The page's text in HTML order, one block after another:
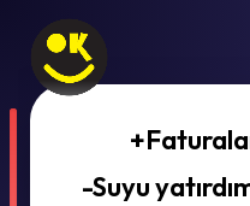
-Suyu